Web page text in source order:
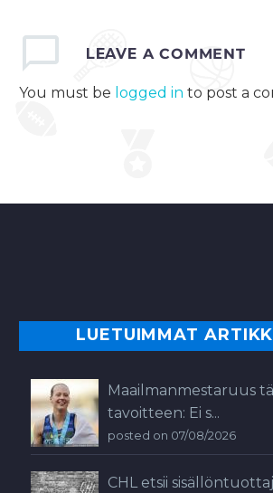
LEAVE A COMMENT
You must be logged in to post a
LUETUIMMAT
Maailmanmestaruus
tavoitteen: Ei s...
posted on 07/08/2026
CHL etsii